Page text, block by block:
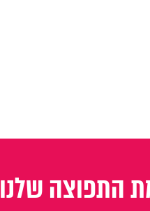
התפוצה שלנו